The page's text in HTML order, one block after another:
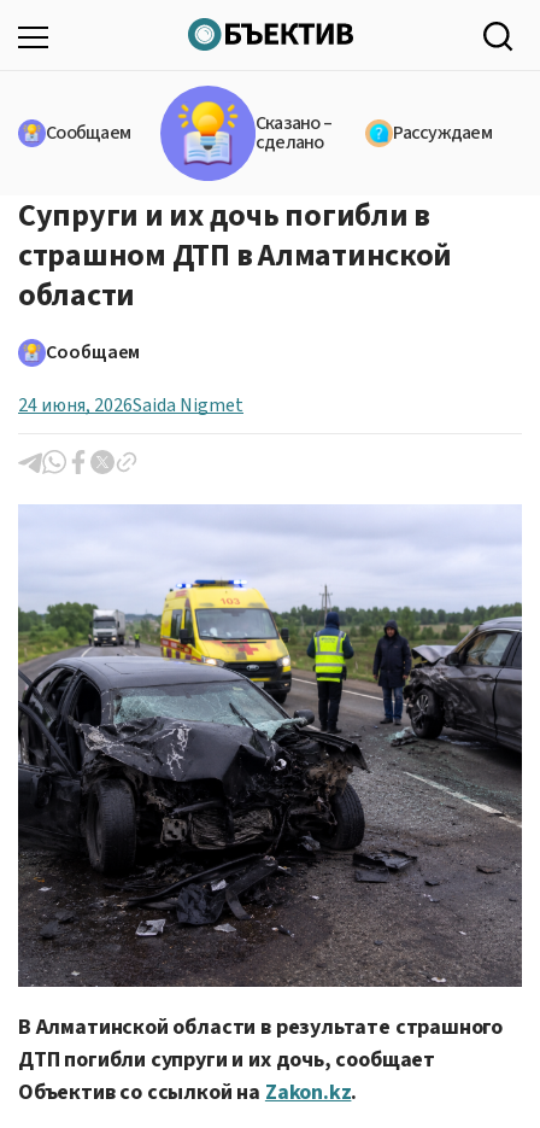
Сообщаем Сказано –
сделано Рассуждаем
Супруги и их дочь погибли в
страшном ДТП в Алматинской
области
Сообщаем
24 июня, 2026Saida Nigmet
В Алматинской области в результате страшного
ДТП погибли супруги и их дочь, сообщает
Объектив со ссылкой на Zakon.kz.